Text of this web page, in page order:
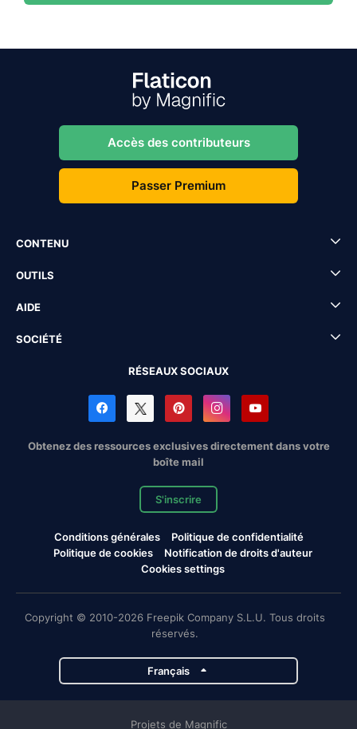
Accès des contributeurs
Passer Premium
CONTENU
OUTILS
AIDE
SOCIÉTÉ
RÉSEAUX SOCIAUX
Obtenez des ressources exclusives directement dans votre
boîte mail
S'inscrire
Conditions générales
Politique de confidentialité
Politique de cookies
Notification de droits d'auteur
Cookies settings
Copyright © 2010-2026 Freepik Company S.L.U. Tous droits
réservés.
Français
Projets de Magnific